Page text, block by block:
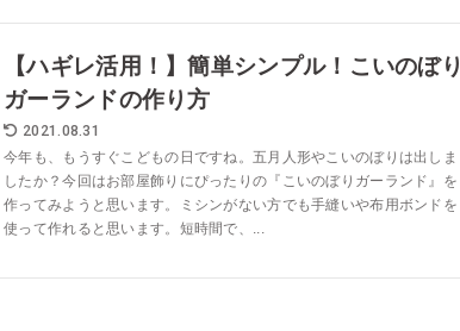
【ハギレ活用！】簡単シンプル！こいのぼり
ガーランドの作り方
2021.08.31
今年も、もうすぐこどもの日ですね。五月人形やこいのぼりは出しま
したか？今回はお部屋飾りにぴったりの『こいのぼりガーランド』を
作ってみようと思います。ミシンがない方でも手縫いや布用ボンドを
使って作れると思います。短時間で、...